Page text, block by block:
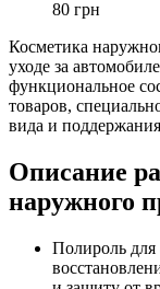
80 грн
Косметика
уходе за
функциональное
товаров,
вида и
Описание
наружного
Полироль для